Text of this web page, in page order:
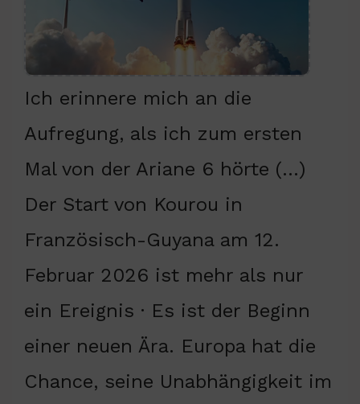
Ich erinnere mich an die
Aufregung, als ich zum ersten
Mal von der Ariane 6 hörte (…)
Der Start von Kourou in
Französisch-Guyana am 12.
Februar 2026 ist mehr als nur
ein Ereignis · Es ist der Beginn
einer neuen Ära. Europa hat die
Chance, seine Unabhängigkeit im